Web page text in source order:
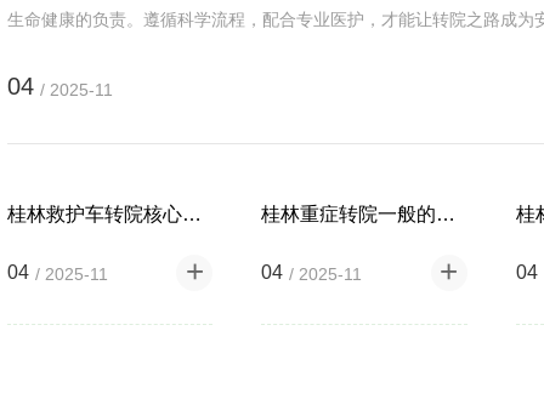
生命健康的负责。遵循科学流程，配合专业医护，才能让转院之路成为
04 / 2025-11
桂林救护车转院核心要求，确保转运安全规范
04 / 2025-11
桂林重症转院一般的步骤和注意事项有哪些
04 / 2025-11 04